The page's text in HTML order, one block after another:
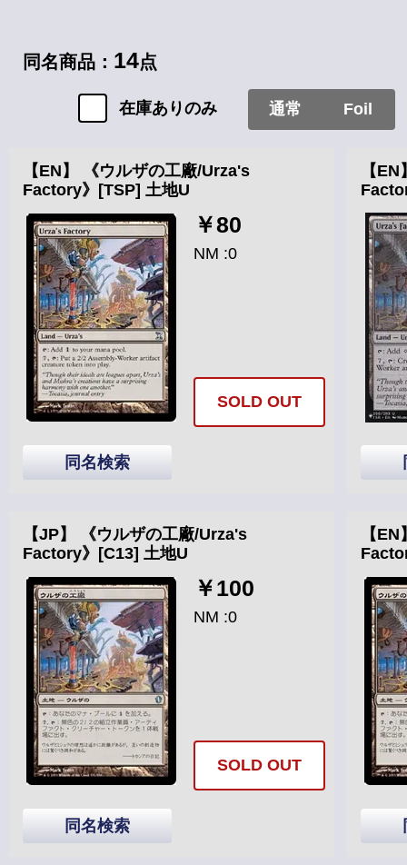
同名商品： 14点
在庫ありのみ 通常 Foil
【EN】 《ウルザの工廠/Urza's
Factory》[TSP] 土地U
￥80
NM :0
SOLD OUT
同名検索
【
【JP】 《ウルザの工廠/Urza's
Factory》[C13] 土地U
￥100
NM :0
SOLD OUT
同名検索
【